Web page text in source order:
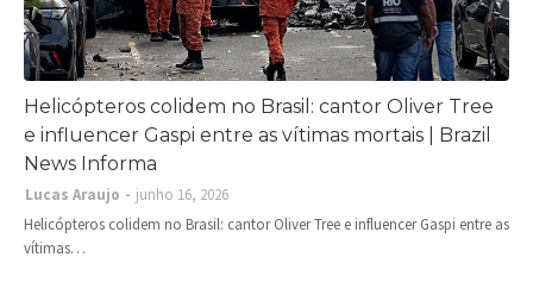
Helicópteros colidem no Brasil: cantor Oliver Tree
e influencer Gaspi entre as vítimas mortais | Brazil
News Informa
Lucas Araujo
junho 16, 2026
Helicópteros colidem no Brasil: cantor Oliver Tree e influencer Gaspi entre as
vítimas…